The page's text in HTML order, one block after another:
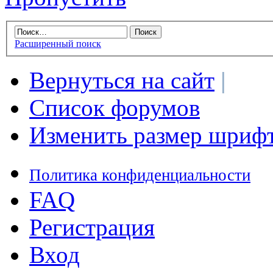
Расширенный поиск
Вернуться на сайт |
Список форумов
Изменить размер
Политика конфиденциальности
FAQ
Регистрация
Вход